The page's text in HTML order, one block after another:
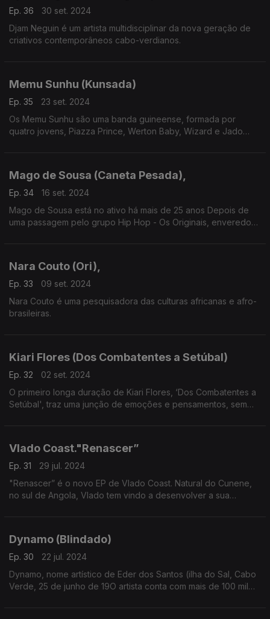
Ep. 36
30 set. 2024
Djam Neguin é um artista multidisciplinar da nova geração de
criativos contemporâneos cabo-verdianos.
Memu Sunhu (Kunsada)
Ep. 35
23 set. 2024
Os Memu Sunhu são uma banda guineense, formada por
quatro jovens, Piazza Prince, Werton Baby, Wizard e Jado
Mago de Sousa (Caneta Pesada),
Ep. 34
16 set. 2024
Mago de Sousa está no ativo há mais de 25 anos Depois de
uma passagem pelo grupo Hip Hop - Os Originais, enveredou
Nara Couto (Ori),
Ep. 33
09 set. 2024
Nara Couto é uma pesquisadora das culturas africanas e afro-
brasileiras.
Kiari Flores (Dos Combatentes a Setúbal)
Ep. 32
02 set. 2024
O primeiro longa duração de Kiari Flores, ‘Dos Combatentes a
Setúbal', traz uma junção de emoções e pensamentos, sem
Vlado Coast."Renascer”
Ep. 31
29 jul. 2024
"Renascer” é o novo EP de Vlado Coast. Natural do Cunene,
no sul de Angola, Vlado tem vindo a desenvolver a sua
Dynamo (Blindado)
Ep. 30
22 jul. 2024
Dynamo, nome artístico de Eder dos Santos (ilha do Sal, Cabo
Verde, 25 de junho de 19O artista conta com mais de 100 mil